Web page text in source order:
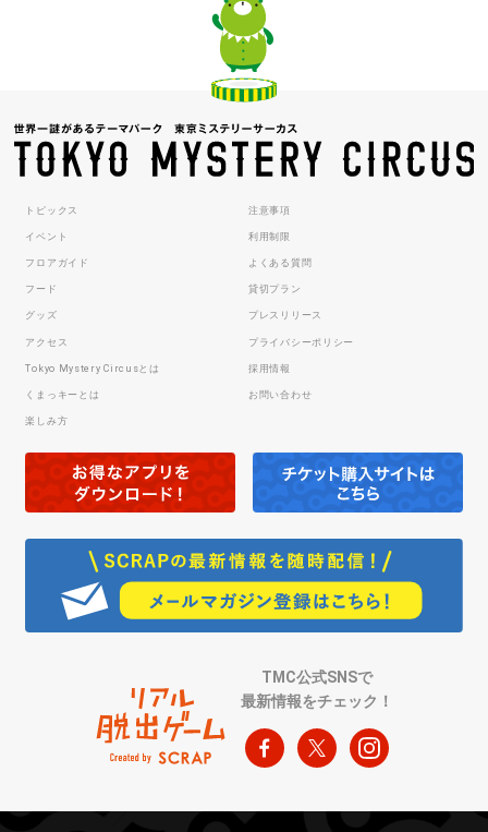
トピックス
イベント
フロアガイド
フード
グッズ
アクセス
Tokyo Mystery Circusとは
くまっキーとは
楽しみ方
注意事項
利用制限
よくある質問
貸切プラン
プレスリリース
プライバシーポリシー
採用情報
お問い合わせ
TMC公式SNSで
最新情報をチェック！